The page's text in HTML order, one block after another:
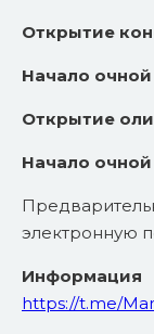
Открытие
Начало
Открытие
Начало
электронную
Информация
https://t.me/